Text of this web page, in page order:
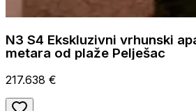
N3 S4 Ekskluzivni vrhunski
metara od plaže Pelješac
217.638 €